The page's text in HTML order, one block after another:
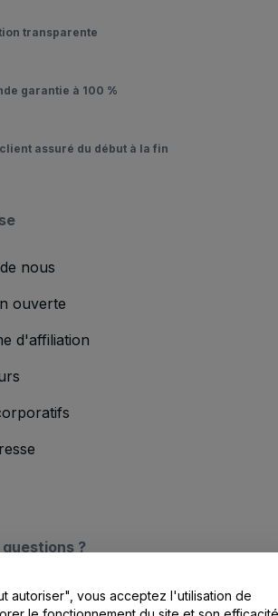
transparente
garantie à 100 %
assuré du début à la fin
nous
ouverte
d'affiliation
?
/ Nous contacter
autoriser", vous acceptez l'utilisation de